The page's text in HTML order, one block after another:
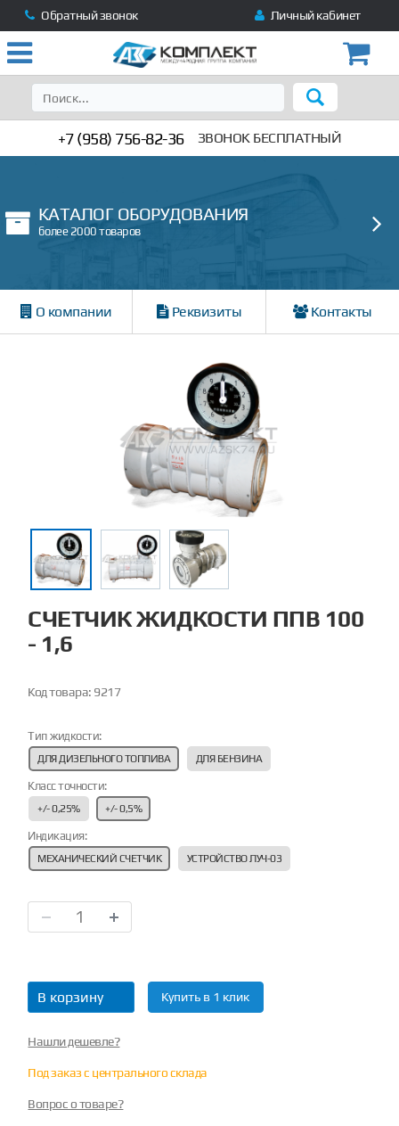
Обратный звонок Личный кабинет
+7 (958) 756-82-36 ЗВОНОК БЕСПЛАТНЫЙ
КАТАЛОГ ОБОРУДОВАНИЯ
более 2000 товаров
О компании Реквизиты Контакты
СЧЕТЧИК ЖИДКОСТИ ППВ 100
- 1,6
Код товара: 9217
Тип жидкости:
ДЛЯ ДИЗЕЛЬНОГО ТОПЛИВА ДЛЯ БЕНЗИНА
Класс точности:
+/- 0,25% +/- 0,5%
Индикация:
МЕХАНИЧЕСКИЙ СЧЕТЧИК УСТРОЙСТВО ЛУЧ-03
В корзину Купить в 1 клик
Нашли дешевле?
Под заказ с центрального склада
Вопрос о товаре?